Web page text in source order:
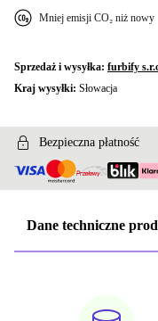
Mniej emisji CO₂ niż nowy
Sprzedaż i wysyłka: furbify
Kraj wysyłki: Słowacja
Bezpieczna płatność
Dane techniczne